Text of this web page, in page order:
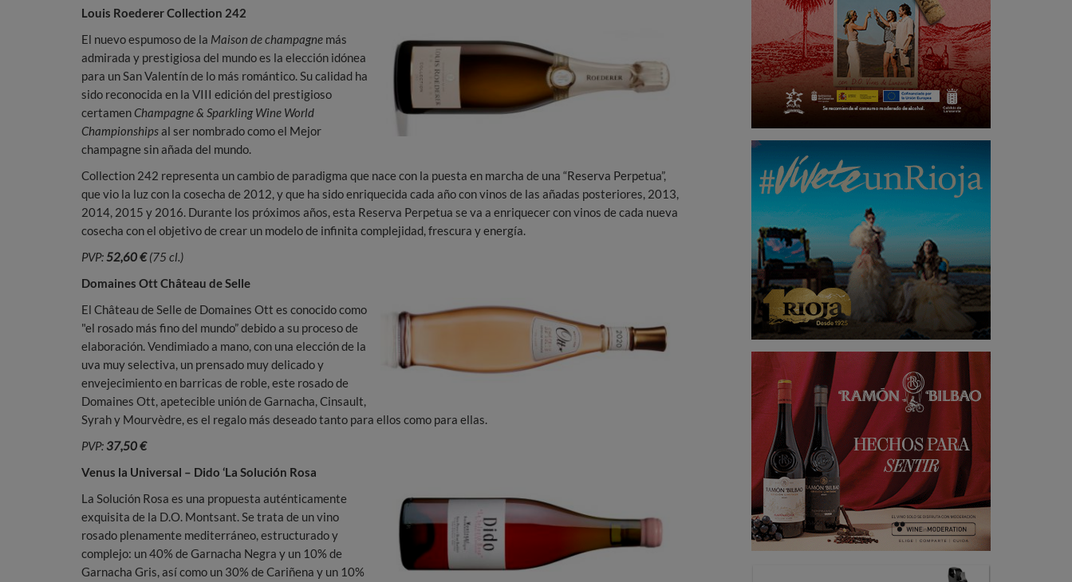
Louis Roederer Collection 242
El nuevo espumoso de la Maison de champagne más
admirada y prestigiosa del mundo es la elección idónea
para un San Valentín de lo más romántico. Su calidad ha
sido reconocida en la VIII edición del prestigioso
certamenChampagne & Sparkling Wine World
Championshipsal ser nombrado como el Mejor
champagne sin añada del mundo.
Collection 242 representa un cambio de paradigma que nace con la puesta en marcha de una “Reserva Perpetua”,
que vio la luz con la cosecha de 2012, y que ha sido enriquecida cada año con vinos de las añadas posteriores, 2013,
2014, 2015 y 2016. Durante los próximos años, esta Reserva Perpetua se va a enriquecer con vinos de cada nueva
cosecha con el objetivo de crear un modelo de infinita complejidad, frescura y energía.
PVP:52,60 €(75 cl.)
Domaines Ott Château de Selle
El Château de Selle de Domaines Ott es conocido como
"el rosado más fino del mundo” debido a su proceso de
elaboración. Vendimiado a mano, con una elección de la
uva muy selectiva, un prensado muy delicado y
envejecimiento en barricas de roble, este rosado de
Domaines Ott, apetecible unión de Garnacha, Cinsault,
Syrah y Mourvèdre, es el regalo más deseado tanto para ellos como para ellas.
PVP: 37,50 €
Venus la Universal – Dido ‘La Solución Rosa
La Solución Rosa es una propuesta auténticamente
exquisita de la D.O. Montsant. Se trata de un vino
rosado plenamente mediterráneo, estructurado y
complejo: un 40% de Garnacha Negra y un 10% de
Garnacha Gris, así como un 30% de Cariñena y un 10%